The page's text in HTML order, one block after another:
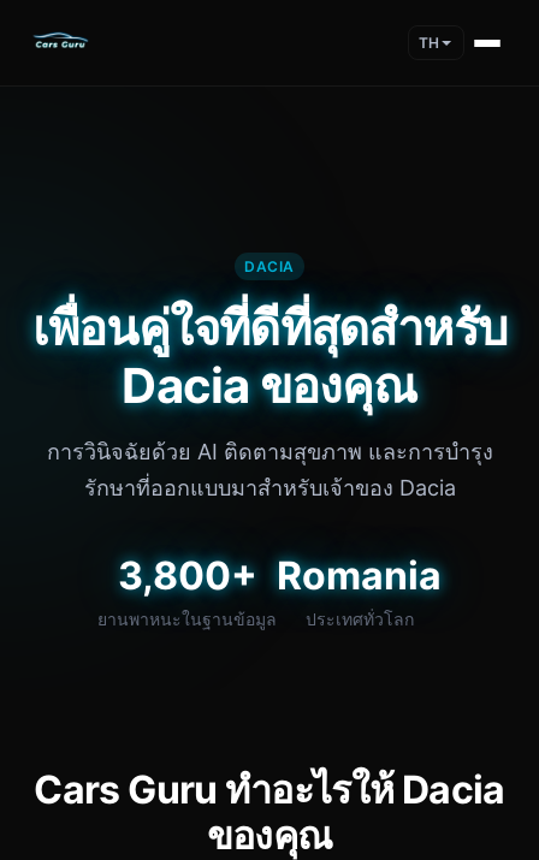
TH
DACIA
เพื่อนคู่ใจที่ดีที่สุดสำหรับ
Dacia ของคุณ
การวินิจฉัยด้วย AI ติดตามสุขภาพ และการบำรุง
รักษาที่ออกแบบมาสำหรับเจ้าของ Dacia
3,800+
ยานพาหนะในฐานข้อมูล
Romania
ประเทศทั่วโลก
Cars Guru ทำอะไรให้ Dacia
ของคุณ